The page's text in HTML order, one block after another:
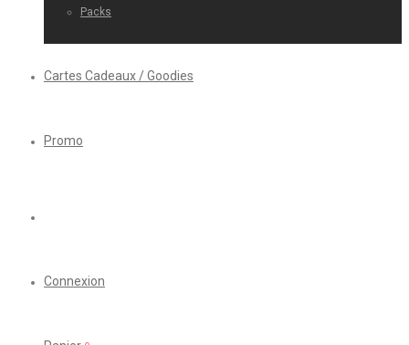
Packs
Cartes Cadeaux / Goodies
Promo
Connexion